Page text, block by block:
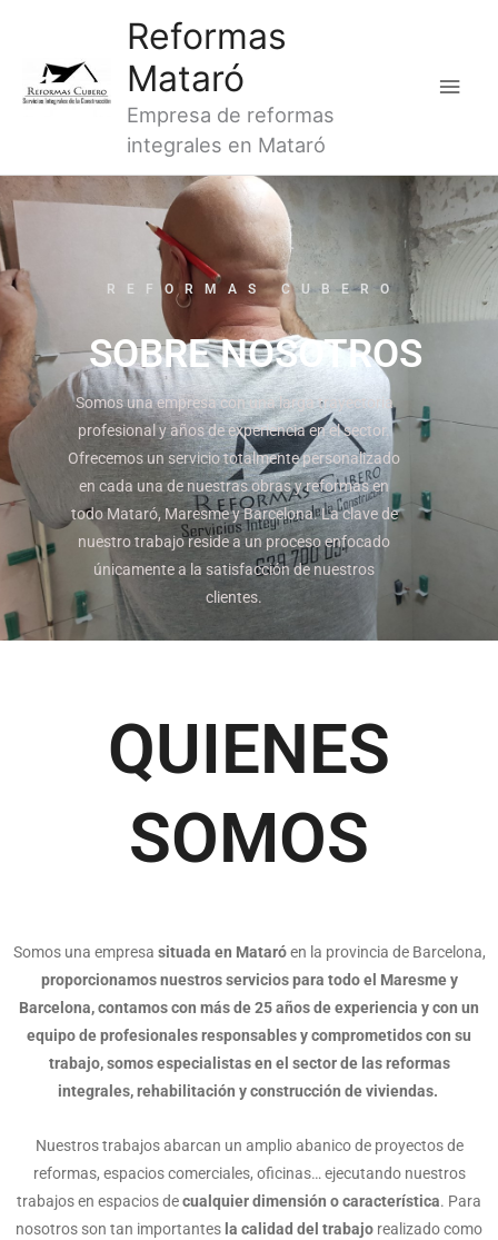
contenido
Reformas
Mataró
Empresa de reformas
integrales en Mataró
REFORMAS CUBERO
SOBRE NOSOTROS
Somos una empresa con una larga trayectoria
profesional y años de experiencia en el sector.
Ofrecemos un servicio totalmente personalizado
en cada una de nuestras obras y reformas en
todo Mataró, Maresme y Barcelona. La clave de
nuestro trabajo reside a un proceso enfocado
únicamente a la satisfacción de nuestros
clientes.
QUIENES
SOMOS
Somos una empresa situada en Mataróen la provincia de Barcelona,
proporcionamos nuestros servicios para todo el Maresme y
Barcelona, contamos con más de 25 años de experiencia y con un
equipo de profesionales responsables y comprometidos con su
trabajo, somos especialistas en el sector de las reformas
integrales, rehabilitación y construcción de viviendas.
Nuestros trabajos abarcan un amplio abanico de proyectos de
reformas, espacios comerciales, oficinas… ejecutando nuestros
trabajos en espacios decualquier dimensión o característica. Para
nosotros son tan importantes la calidad del trabajo realizado como